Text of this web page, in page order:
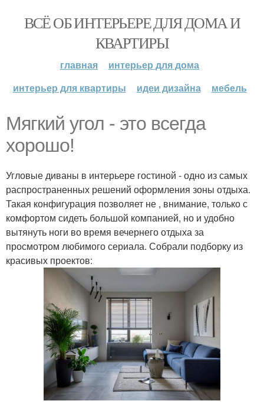
ВСЁ ОБ ИНТЕРЬЕРЕ ДЛЯ ДОМА И
КВАРТИРЫ
главная
интерьер для дома
интерьер для квартиры
идеи дизайна мебель
Мягкий угол - это всегда
хорошо!
Угловые диваны в интерьере гостиной - одно из самых
распространенных решений оформления зоны отдыха.
Такая конфигурация позволяет не , внимание, только с
комфортом сидеть большой компанией, но и удобно
вытянуть ноги во время вечернего отдыха за
просмотром любимого сериала. Собрали подборку из
красивых проектов: